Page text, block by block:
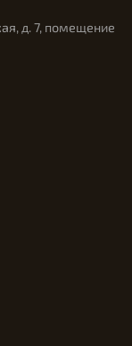
д. 7, помещение